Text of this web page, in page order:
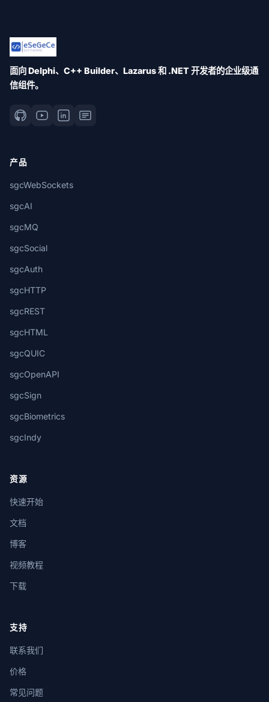
面向 Delphi、C++ Builder、Lazarus 和 .NET 开发者的企业级通
信组件。
产品
sgcWebSockets
sgcAI
sgcMQ
sgcSocial
sgcAuth
sgcHTTP
sgcREST
sgcHTML
sgcQUIC
sgcOpenAPI
sgcSign
sgcBiometrics
sgcIndy
资源
快速开始
文档
博客
视频教程
下载
支持
联系我们
价格
常见问题